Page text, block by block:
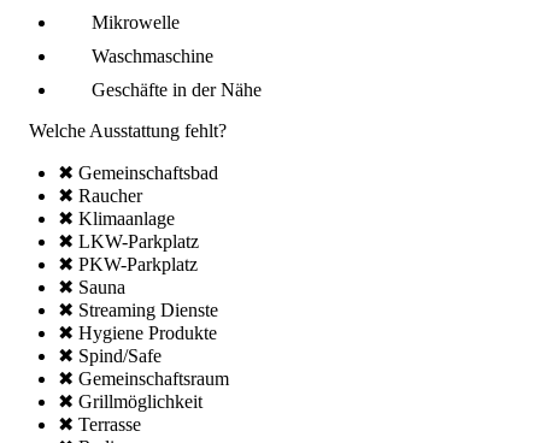
Mikro­welle
Wasch­maschine
Geschäfte in der Nähe
Welche Ausstattung fehlt?
✖ Gemeinschafts­bad
✖ Raucher
✖ Klima­anlage
✖ LKW-Parkplatz
✖ PKW-Parkplatz
✖ Sauna
✖ Streaming Dienste
✖ Hygiene Produkte
✖ Spind/Safe
✖ Gemeinschafts­raum
✖ Grillmöglich­keit
✖ Terrasse